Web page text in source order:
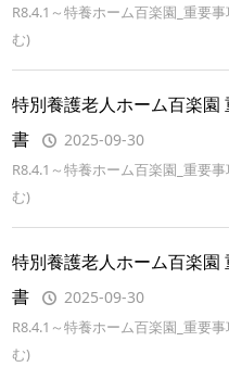
R8.4.1～特養ホーム百楽園_重要
む)
特別養護老人ホーム百楽園
書
2025-09-30
R8.4.1～特養ホーム百楽園_重要
む)
特別養護老人ホーム百楽園
書
2025-09-30
R8.4.1～特養ホーム百楽園_重要
む)